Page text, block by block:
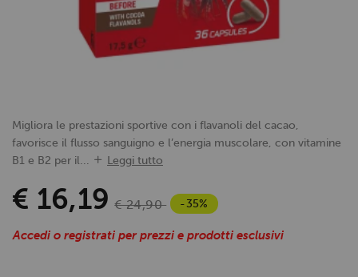
Migliora le prestazioni sportive con i flavanoli del cacao,
favorisce il flusso sanguigno e l’energia muscolare, con vitamine
B1 e B2 per il...
Leggi tutto
€ 16,19 € 24,90 -35%
Accedi o registrati per prezzi e prodotti esclusivi